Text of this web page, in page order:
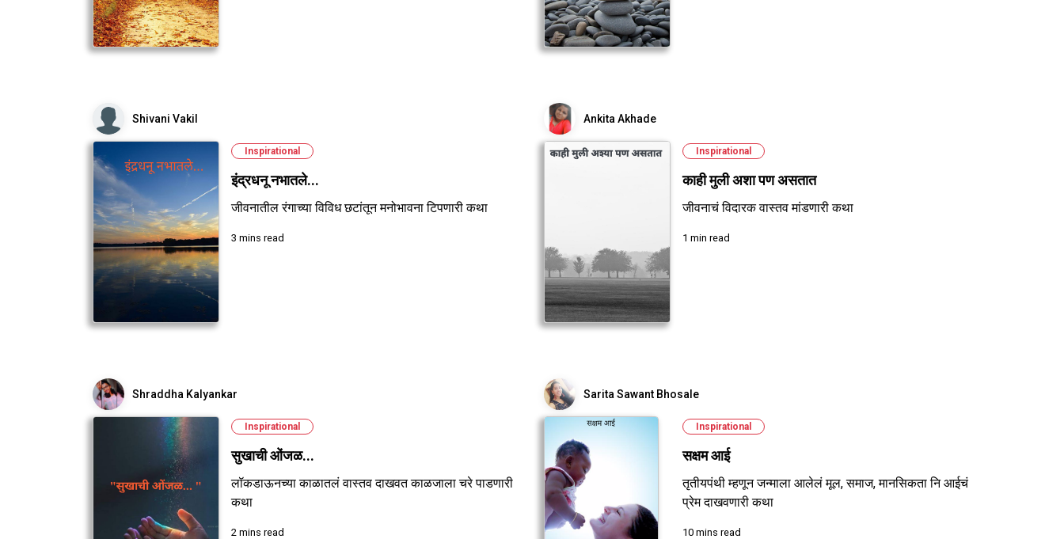
Shivani Vakil
Inspirational
इंद्रधनू नभातले...
जीवनातील रंगाच्या विविध छटांतून मनोभावना टिपणारी कथा
3 mins read
Ankita Akhade
Inspirational
काही मुली अशा पण असतात
जीवनाचं विदारक वास्तव मांडणारी कथा
1 min read
Shraddha Kalyankar
Inspirational
सुखाची ओंजळ...
लॉकडाऊनच्या काळातलं वास्तव दाखवत काळजाला चरे पाडणारी
कथा
2 mins read
Sarita Sawant Bhosale
Inspirational
सक्षम आई
तृतीयपंथी म्हणून जन्माला आलेलं मूल, समाज, मानसिकता नि आईचं
प्रेम दाखवणारी कथा
10 mins read